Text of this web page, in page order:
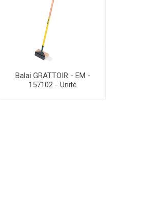
Balai GRATTOIR - EM -
157102 - Unité